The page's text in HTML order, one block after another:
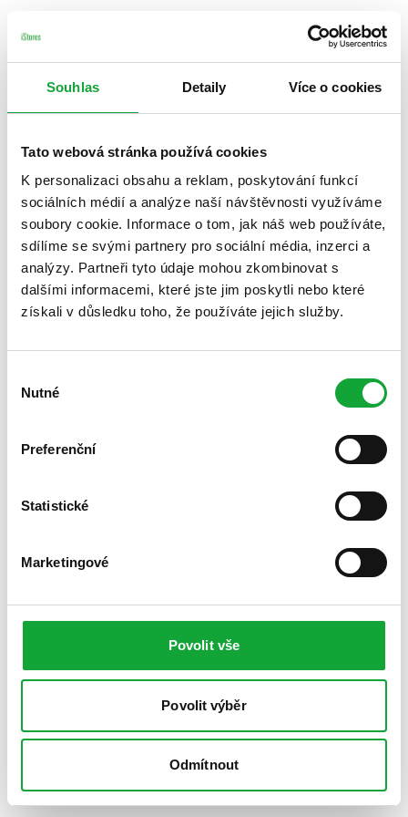
Souhlas Detaily Více o cookies
Tato webová stránka používá cookies
K personalizaci obsahu a reklam, poskytování funkcí
sociálních médií a analýze naší návštěvnosti využíváme
soubory cookie. Informace o tom, jak náš web používáte,
sdílíme se svými partnery pro sociální média, inzerci a
analýzy. Partneři tyto údaje mohou zkombinovat s
dalšími informacemi, které jste jim poskytli nebo které
získali v důsledku toho, že používáte jejich služby.
souhlasu
Nutné
Preferenční
Statistické
Marketingové
Povolit vše
Povolit výběr
Odmítnout